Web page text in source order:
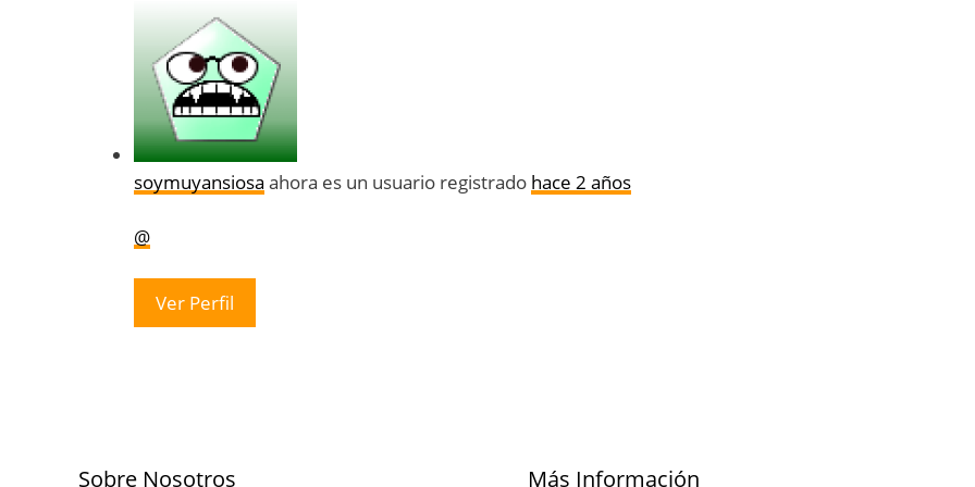
soymuyansiosa ahora es un usuario registrado hace 2 años
@
Ver Perfil
Sobre Nosotros Más Información